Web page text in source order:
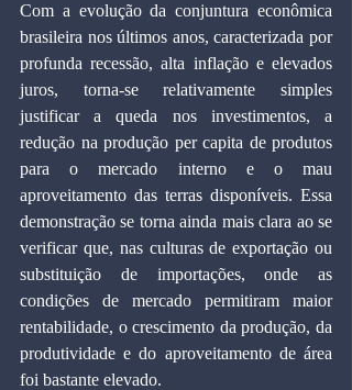
Com a evolução da conjuntura econômica
brasileira nos últimos anos, caracterizada por
profunda recessão, alta inflação e elevados
juros, torna-se relativamente simples
justificar a queda nos investimentos, a
redução na produção per capita de produtos
para o mercado interno e o mau
aproveitamento das terras disponíveis. Essa
demonstração se torna ainda mais clara ao se
verificar que, nas culturas de exportação ou
substituição de importações, onde as
condições de mercado permitiram maior
rentabilidade, o crescimento da produção, da
produtividade e do aproveitamento de área
foi bastante elevado.